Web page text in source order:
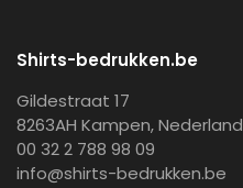
Shirts-bedrukken.be
Gildestraat 17
8263AH Kampen, Nederland
00 32 2 788 98 09
info@shirts-bedrukken.be